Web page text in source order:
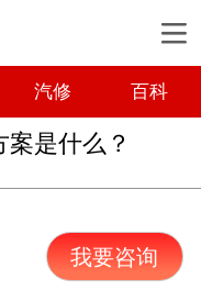
汽修 百科
是什么？
我要咨询